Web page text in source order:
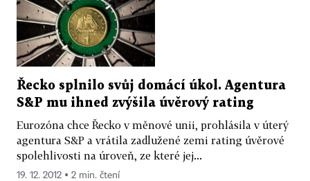
Řecko splnilo svůj domácí úkol. Agentura
S&P mu ihned zvýšila úvěrový rating
Eurozóna chce Řecko v měnové unii, prohlásila v úterý
agentura S&P a vrátila zadlužené zemi rating úvěrové
spolehlivosti na úroveň, ze které jej...
19. 12. 2012 ▪ 2 min. čtení